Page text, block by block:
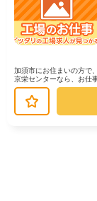
加須市にお住まいの方で
京栄センターなら、お仕
の？」→ 製造・組立・検